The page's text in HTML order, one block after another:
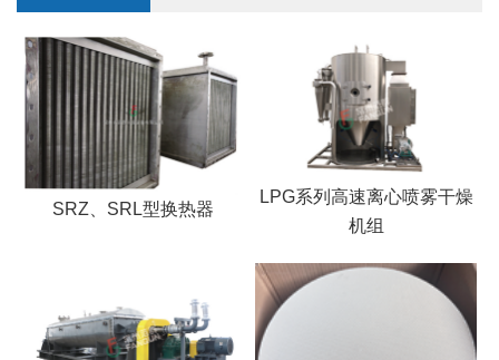
SRZ、SRL型换热器
LPG系列高速离心喷雾干燥
机组